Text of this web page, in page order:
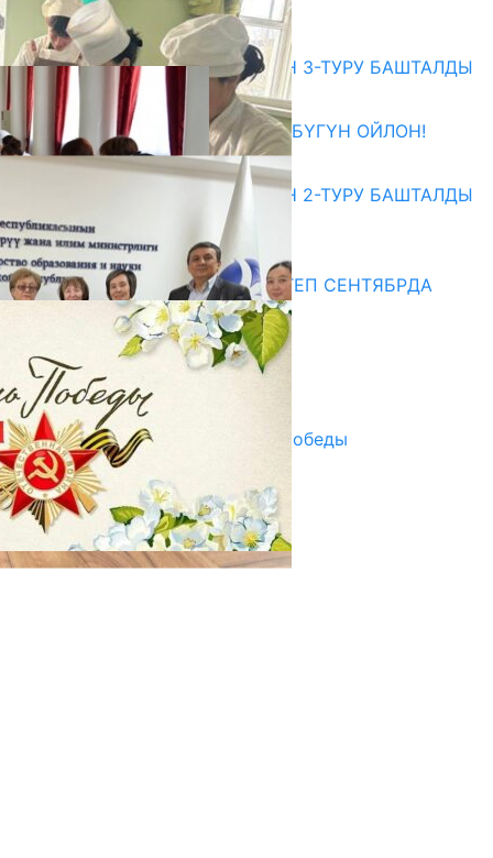
Абитуриент
ЖОЖДОРГО КАБЫЛ АЛУУНУН 3-ТУРУ БАШТАЛДЫ
27.07.2026
ӨЗҮҢДҮН КЕЛЕЧЕГИҢ ҮЧҮН БҮГҮН ОЙЛОН!
20.07.2026
ЖОЖДОРГО КАБЫЛ АЛУУНУН 2-ТУРУ БАШТАЛДЫ
20.07.2026
Медиа
СУЗАКТА 750 ОРУНДУУ МЕКТЕП СЕНТЯБРДА
ПАЙДАЛАНУУГА БЕРИЛЕТ
07.08.2025
Улуу Жеңиштин жандуу сөзү
29.04.2025
Награды в преддверии Дня Победы
29.04.2025